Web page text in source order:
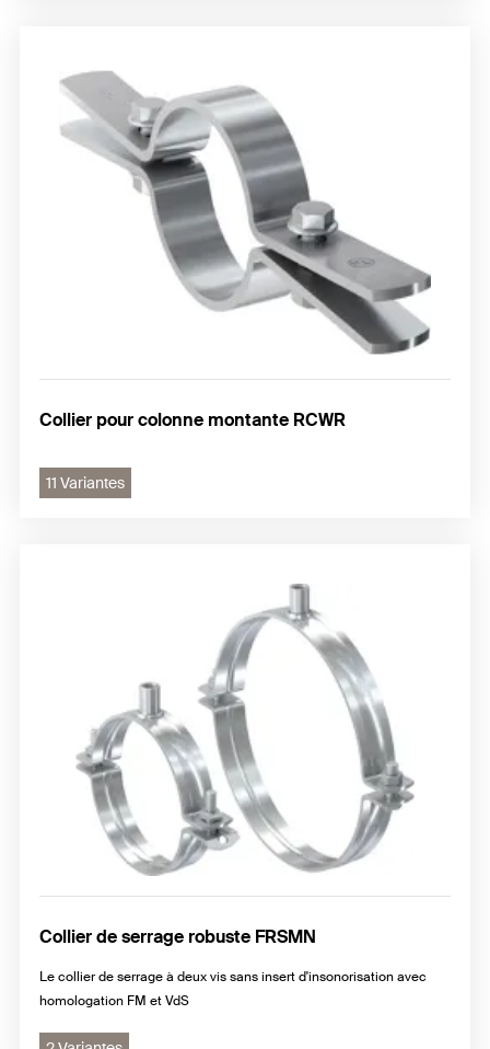
Collier pour colonne montante RCWR
11 Variantes
Collier de serrage robuste FRSMN
Le collier de serrage à deux vis sans insert d'insonorisation avec
homologation FM et VdS